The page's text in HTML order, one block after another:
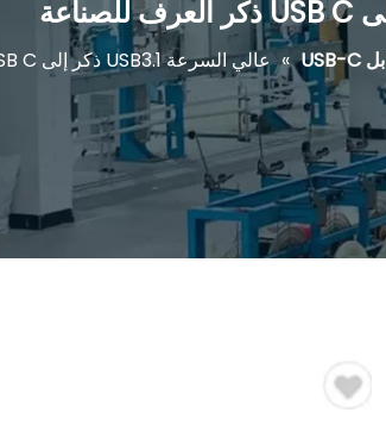
» عالي السرعة USB3.1 ذكر إلى USB C ذكر العرف للصناعة